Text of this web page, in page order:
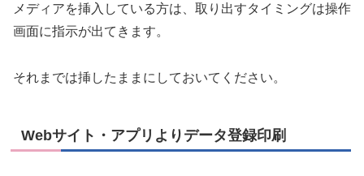
メディアを挿入している方は、取り出すタイミングは操作
画面に指示が出てきます。
それまでは挿したままにしておいてください。
Webサイト・アプリよりデータ登録印刷